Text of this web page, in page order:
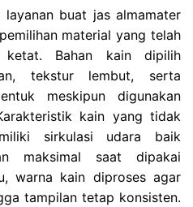
layanan buat jas almamater
material yang telah
ketat. Bahan kain dipilih
tekstur lembut, serta
meskipun digunakan
kain yang tidak
sirkulasi udara baik
maksimal saat dipakai
warna kain diproses agar
tampilan tetap konsisten.